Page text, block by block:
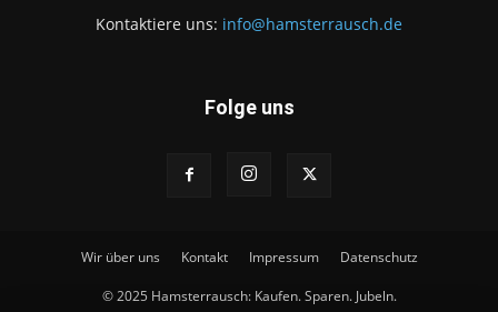
Kontaktiere uns: info@hamsterrausch.de
Folge uns
Wir über uns Kontakt Impressum Datenschutz
© 2025 Hamsterrausch: Kaufen. Sparen. Jubeln.